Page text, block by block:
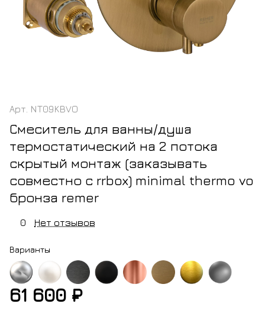
Арт. NT09KBVO
Смеситель для ванны/душа
термостатический на 2 потока
скрытый монтаж (заказывать
совместно с rrbox) minimal thermo vo
бронза remer
0 Нет отзывов
Варианты
белыйчерныйчерный
61 600 ₽